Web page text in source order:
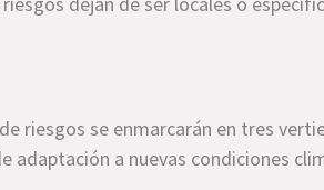
riesgos se enmarcarán en tres
adaptación a nuevas condiciones